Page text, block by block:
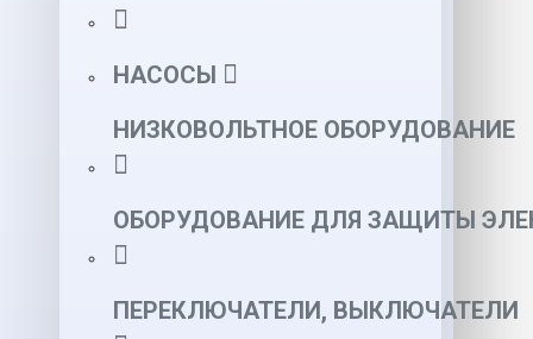
НАСОСЫ
НИЗКОВОЛЬТНОЕ ОБОРУДОВАНИЕ
ОБОРУДОВАНИЕ ДЛЯ ЗАЩИТЫ
ПЕРЕКЛЮЧАТЕЛИ, ВЫКЛЮЧАТЕЛИ